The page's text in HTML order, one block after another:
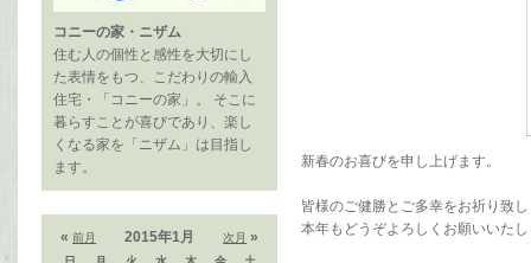
コニーの家・ニザム
住む人の個性と感性を大切にし
た表情をもつ、こだわりの輸入
住宅・「コニーの家」。 そこに
暮らすことが喜びであり、楽し
くなる家を「ニザム」は目指し
ます。
«前月 次月 »
2015年1月
新春のお喜びを申し上げます。
皆様のご健勝とご多幸をお祈り致
本年もどうぞよろしくお願いいた